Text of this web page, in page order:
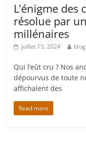
L’énigme
résolue par
millénaires
juillet 15, 2024
Qui l’eût cru ? Nos
dépourvus de toute
affichaient des
Read more